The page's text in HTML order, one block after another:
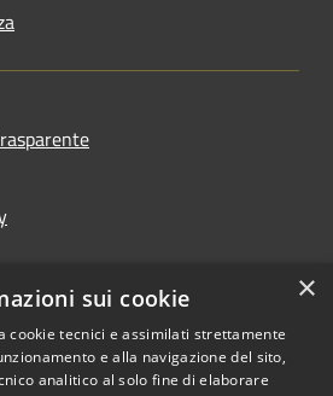
×
sui cookie
cookie tecnici e assimilati strettamente
e alla navigazione del sito,
analitico al solo fine di elaborare